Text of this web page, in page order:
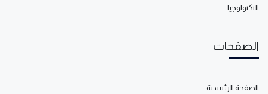
التكنولوجيا
الصفحات
الصفحة الرئيسية